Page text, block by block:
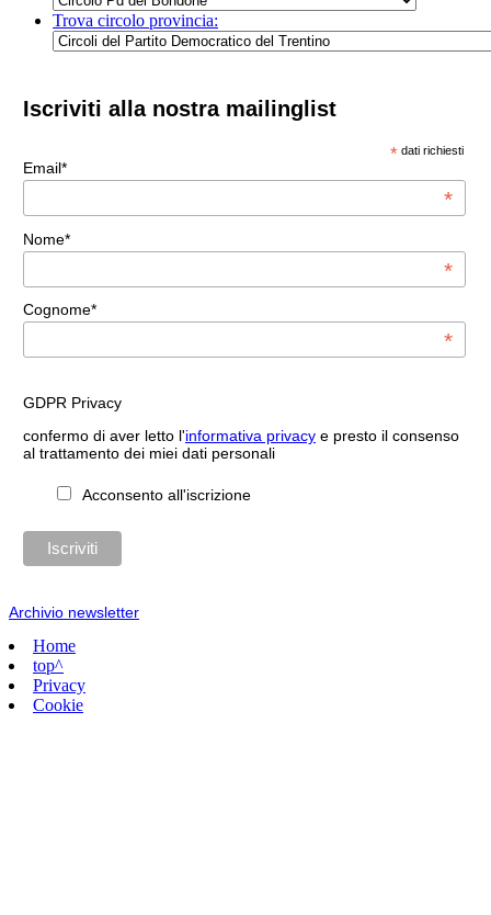
Trova circolo provincia:
Iscriviti alla nostra mailinglist
* dati richiesti
Email*
*
Nome*
*
Cognome*
*
GDPR Privacy
confermo di aver letto l'informativa privacye presto il consenso
al trattamento dei miei dati personali
Acconsento all'iscrizione
Archivio newsletter
Home
top^
Privacy
Cookie